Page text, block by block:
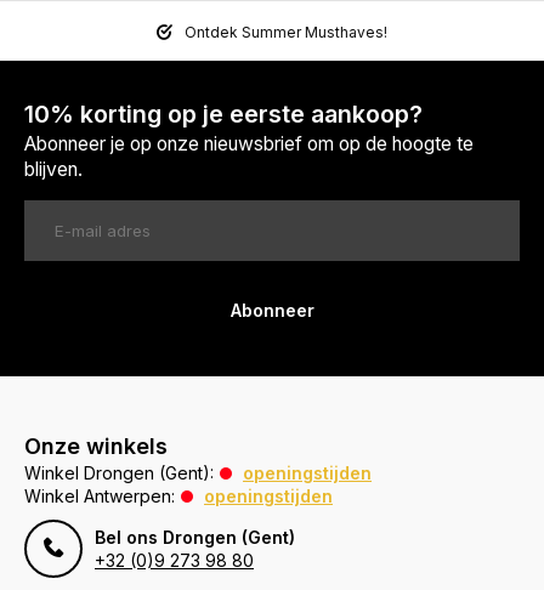
Ontdek Summer Musthaves!
10% korting op je eerste aankoop?
Abonneer je op onze nieuwsbrief om op de hoogte te
blijven.
Abonneer
Onze winkels
Winkel Drongen (Gent):
openingstijden
Winkel Antwerpen:
openingstijden
Bel ons Drongen (Gent)
+32 (0)9 273 98 80